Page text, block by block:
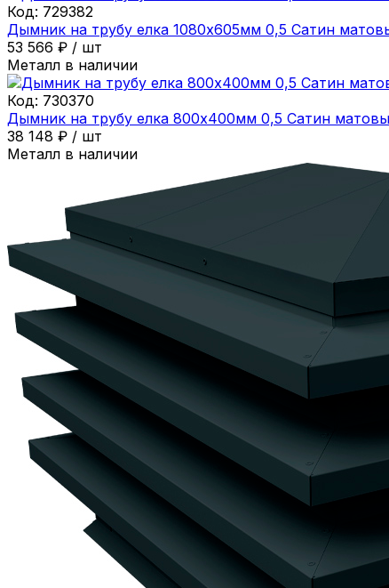
Код: 729382
Дымник на трубу елка 1080х605мм 0,5 Сатин
53 566 ₽ / шт
Металл в наличии
Код: 730370
Дымник на трубу елка 800х400мм 0,5 Сатин
38 148 ₽ / шт
Металл в наличии